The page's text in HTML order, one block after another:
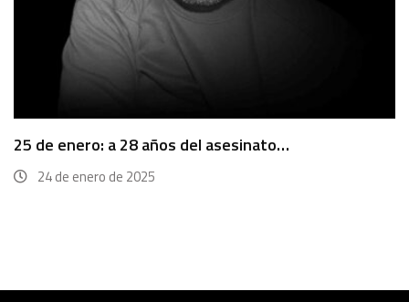
25 de enero: a 28 años del asesinato…
24 de enero de 2025